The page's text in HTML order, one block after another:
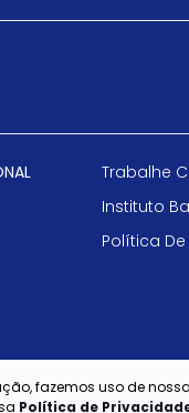
Trabalhe
Instituto
Política
fazemos uso de
Política de